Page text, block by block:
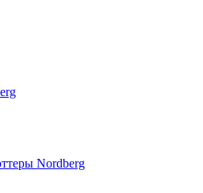
Nordberg